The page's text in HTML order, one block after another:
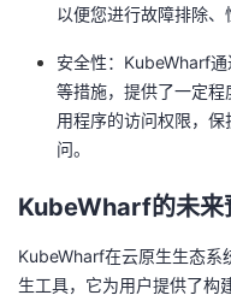
以便您进行故障排除、
安全性：KubeWharf
等措施，提供了一定
用程序的访问权限，
问。
KubeWharf的未来
KubeWharf在云原生生态系
生工具，它为用户提供了构